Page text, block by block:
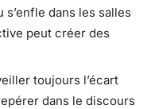
dans les salles
peut créer des
toujours l’écart
dans le discours